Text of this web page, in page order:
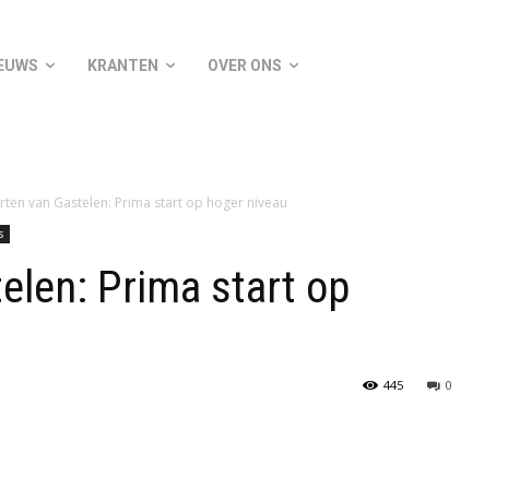
KRANTEN OVER ONS
van Gastelen: Prima start op hoger niveau
Prima start op
0
445